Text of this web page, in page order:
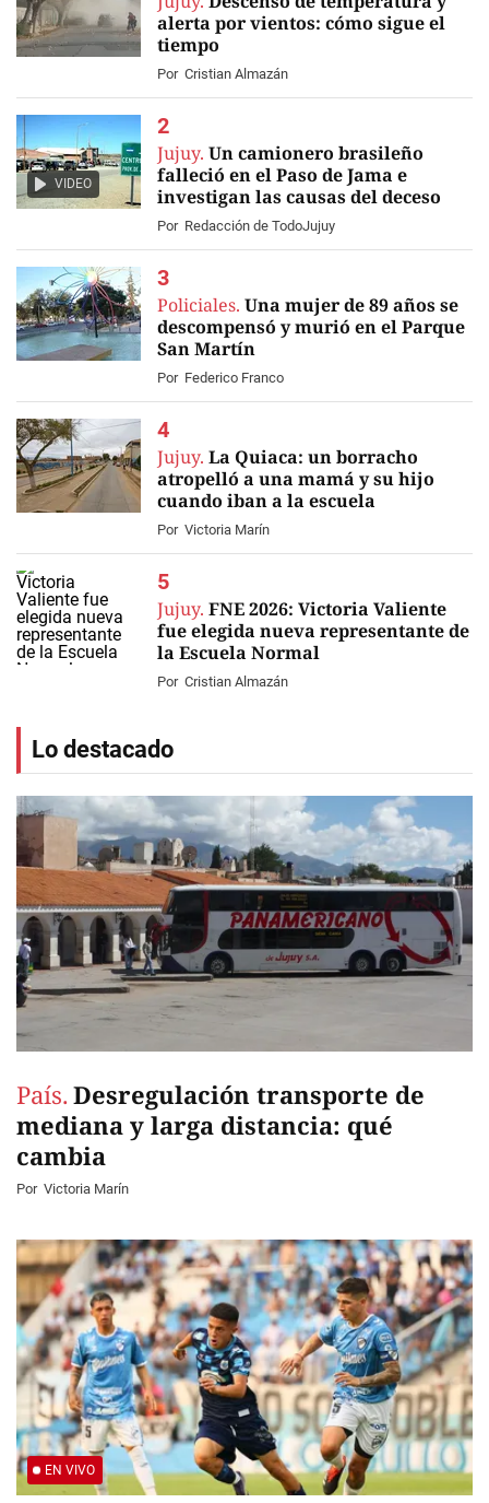
alerta por vientos: cómo sigue el
tiempo
Por Cristian Almazán
VIDEO
Jujuy. Un camionero brasileño
falleció en el Paso de Jama e
investigan las causas del deceso
Por Redacción de TodoJujuy
Policiales. Una mujer de 89 años se
descompensó y murió en el Parque
San Martín
Por Federico Franco
Jujuy. La Quiaca: un borracho
atropelló a una mamá y su hijo
cuando iban a la escuela
Por Victoria Marín
Jujuy. FNE 2026: Victoria Valiente
fue elegida nueva representante de
la Escuela Normal
Por Cristian Almazán
Lo destacado
País. Desregulación transporte de
mediana y larga distancia: qué
cambia
Por Victoria Marín
EN VIVO